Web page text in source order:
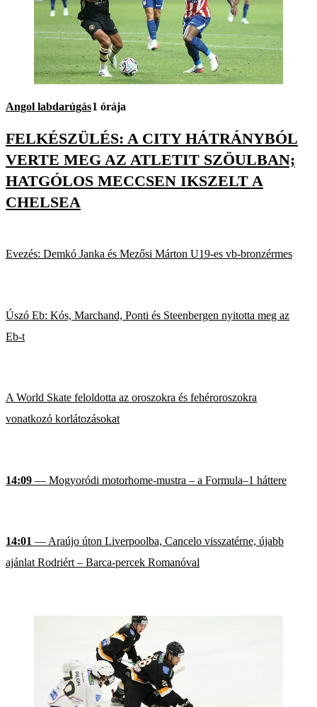
Angol labdarúgás1 órája
FELKÉSZÜLÉS: A CITY HÁTRÁNYBÓL
VERTE MEG AZ ATLETIT SZÖULBAN;
HATGÓLOS MECCSEN IKSZELT A
CHELSEA
Evezés: Demkó Janka és Mezősi Márton U19-es vb-bronzérmes
Úszó Eb: Kós, Marchand, Ponti és Steenbergen nyitotta meg az
Eb-t
A World Skate feloldotta az oroszokra és fehéroroszokra
vonatkozó korlátozásokat
14:09 — Mogyoródi motorhome-mustra – a Formula–1 háttere
14:01 — Araújo úton Liverpoolba, Cancelo visszatérne, újabb
ajánlat Rodriért – Barca-percek Romanóval